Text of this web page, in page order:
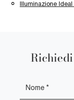
Illuminazione